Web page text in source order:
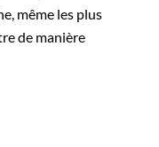
même les plus
de manière